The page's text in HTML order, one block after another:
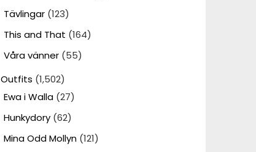
Tävlingar(123)
This and That (164)
Våra vänner(55)
Outfits (1,502)
Ewa i Walla(27)
Hunkydory(62)
Mina Odd Mollyn(121)